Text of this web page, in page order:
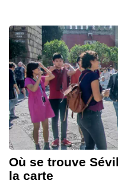
Où se trouve
la carte